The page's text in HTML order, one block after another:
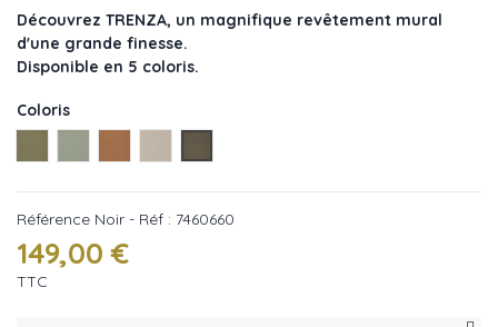
Découvrez TRENZA, un magnifique revêtement mural
d'une grande finesse.
Disponible en 5 coloris.
Coloris
Référence Noir - Réf : 7460660
149,00 €
TTC